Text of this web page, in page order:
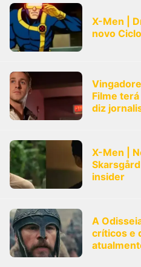
X-Men |
novo
Filme
diz
X-Men |
insider
A
críticos e